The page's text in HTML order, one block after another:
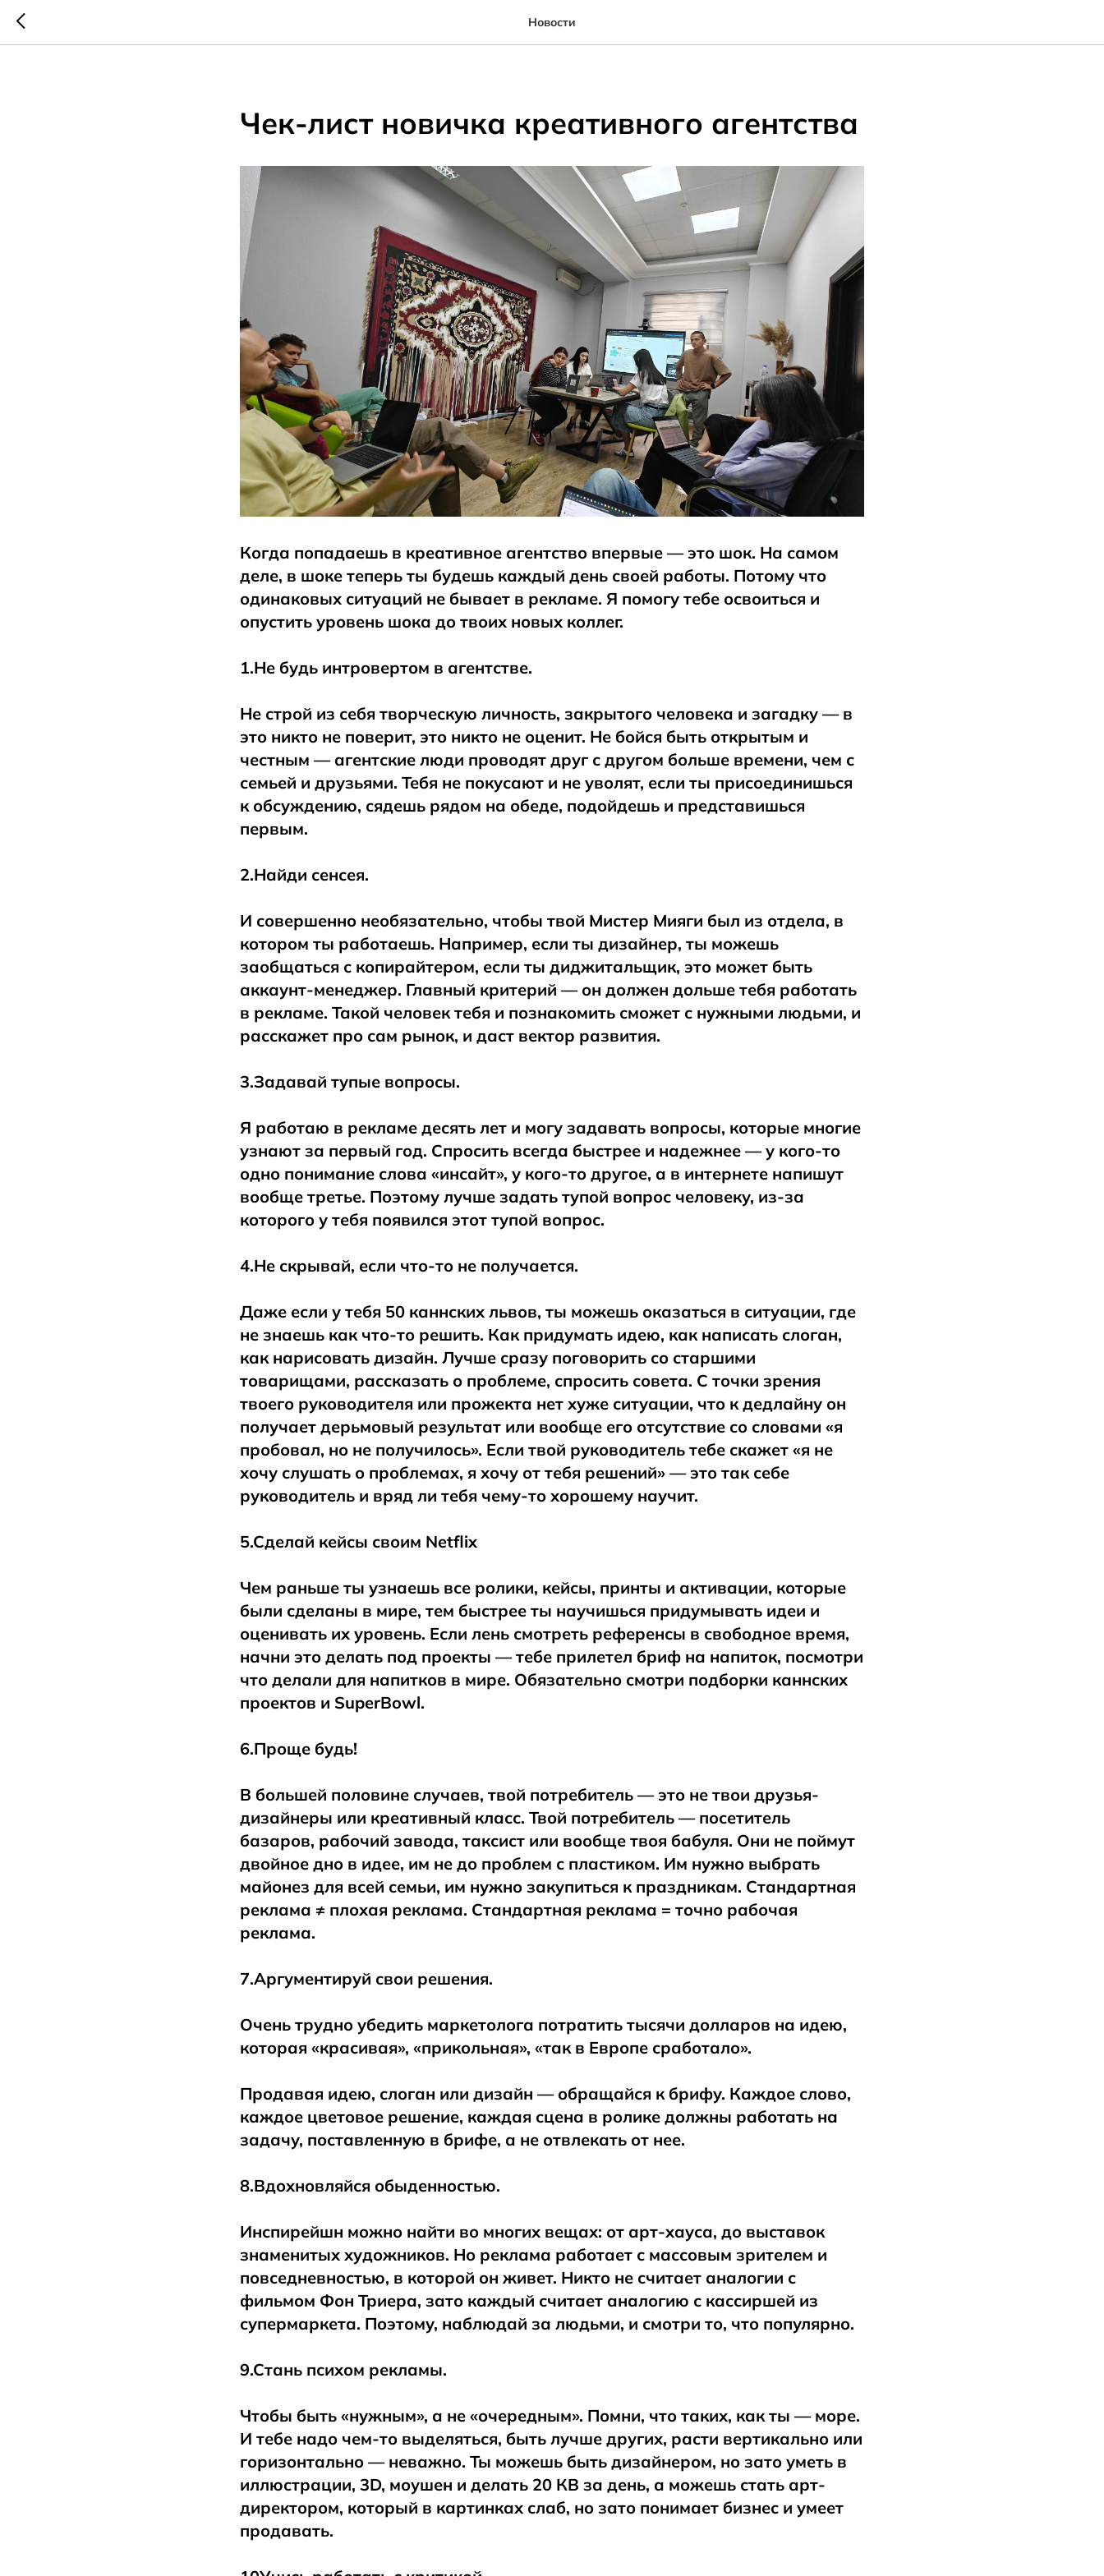
Новости
Чек-лист новичка креативного агентства
Когда попадаешь в креативное агентство впервые — это шок. На самом
деле, в шоке теперь ты будешь каждый день своей работы. Потому что
одинаковых ситуаций не бывает в рекламе. Я помогу тебе освоиться и
опустить уровень шока до твоих новых коллег.
1.Не будь интровертом в агентстве.
Не строй из себя творческую личность, закрытого человека и загадку — в
это никто не поверит, это никто не оценит. Не бойся быть открытым и
честным — агентские люди проводят друг с другом больше времени, чем с
семьей и друзьями. Тебя не покусают и не уволят, если ты присоединишься
к обсуждению, сядешь рядом на обеде, подойдешь и представишься
первым.
2.Найди сенсея.
И совершенно необязательно, чтобы твой Мистер Мияги был из отдела, в
котором ты работаешь. Например, если ты дизайнер, ты можешь
заобщаться с копирайтером, если ты диджитальщик, это может быть
аккаунт-менеджер. Главный критерий — он должен дольше тебя работать
в рекламе. Такой человек тебя и познакомить сможет с нужными людьми, и
расскажет про сам рынок, и даст вектор развития.
3.Задавай тупые вопросы.
Я работаю в рекламе десять лет и могу задавать вопросы, которые многие
узнают за первый год. Спросить всегда быстрее и надежнее — у кого-то
одно понимание слова «инсайт», у кого-то другое, а в интернете напишут
вообще третье. Поэтому лучше задать тупой вопрос человеку, из-за
которого у тебя появился этот тупой вопрос.
4.Не скрывай, если что-то не получается.
Даже если у тебя 50 каннских львов, ты можешь оказаться в ситуации, где
не знаешь как что-то решить. Как придумать идею, как написать слоган,
как нарисовать дизайн. Лучше сразу поговорить со старшими
товарищами, рассказать о проблеме, спросить совета. С точки зрения
твоего руководителя или прожекта нет хуже ситуации, что к дедлайну он
получает дерьмовый результат или вообще его отсутствие со словами «я
пробовал, но не получилось». Если твой руководитель тебе скажет «я не
хочу слушать о проблемах, я хочу от тебя решений» — это так себе
руководитель и вряд ли тебя чему-то хорошему научит.
5.Сделай кейсы своим Netflix
Чем раньше ты узнаешь все ролики, кейсы, принты и активации, которые
были сделаны в мире, тем быстрее ты научишься придумывать идеи и
оценивать их уровень. Если лень смотреть референсы в свободное время,
начни это делать под проекты — тебе прилетел бриф на напиток, посмотри
что делали для напитков в мире. Обязательно смотри подборки каннских
проектов и SuperBowl.
6.Проще будь!
В большей половине случаев, твой потребитель — это не твои друзья-
дизайнеры или креативный класс. Твой потребитель — посетитель
базаров, рабочий завода, таксист или вообще твоя бабуля. Они не поймут
двойное дно в идее, им не до проблем с пластиком. Им нужно выбрать
майонез для всей семьи, им нужно закупиться к праздникам. Стандартная
реклама ≠ плохая реклама. Стандартная реклама = точно рабочая
реклама.
7.Аргументируй свои решения.
Очень трудно убедить маркетолога потратить тысячи долларов на идею,
которая «красивая», «прикольная», «так в Европе сработало».
Продавая идею, слоган или дизайн — обращайся к брифу. Каждое слово,
каждое цветовое решение, каждая сцена в ролике должны работать на
задачу, поставленную в брифе, а не отвлекать от нее.
8.Вдохновляйся обыденностью.
Инспирейшн можно найти во многих вещах: от арт-хауса, до выставок
знаменитых художников. Но реклама работает с массовым зрителем и
повседневностью, в которой он живет. Никто не считает аналогии с
фильмом Фон Триера, зато каждый считает аналогию с кассиршей из
супермаркета. Поэтому, наблюдай за людьми, и смотри то, что популярно.
9.Стань психом рекламы.
Чтобы быть «нужным», а не «очередным». Помни, что таких, как ты — море.
И тебе надо чем-то выделяться, быть лучше других, расти вертикально или
горизонтально — неважно. Ты можешь быть дизайнером, но зато уметь в
иллюстрации, 3D, моушен и делать 20 КВ за день, а можешь стать арт-
директором, который в картинках слаб, но зато понимает бизнес и умеет
продавать.